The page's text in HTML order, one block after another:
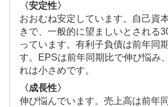
〈安定性〉
おおむね安定しています。自己資
きで、一般的に望ましいとされる
っています。有利子負債は前年同
す。EPSは前年同期比で伸び悩み
れは小さめです。
〈成長性〉
伸び悩んでいます。売上高は前年